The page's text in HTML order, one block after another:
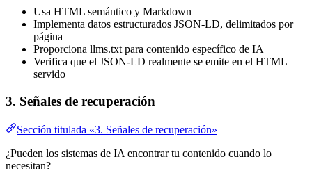
Usa HTML semántico y Markdown
Implementa datos estructurados JSON-LD, delimitados por
página
Proporciona llms.txt para contenido específico de IA
Verifica que el JSON-LD realmente se emite en el HTML
servido
3. Señales de recuperación
Sección titulada «3. Señales de recuperación»
¿Pueden los sistemas de IA encontrar tu contenido cuando lo
necesitan?